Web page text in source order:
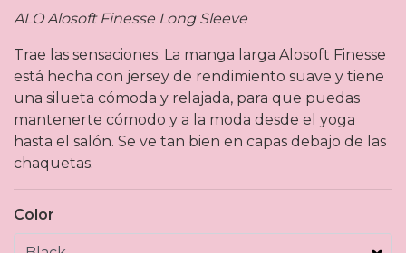
ALO Alosoft Finesse Long Sleeve
Trae las sensaciones. La manga larga Alosoft Finesse
está hecha con jersey de rendimiento suave y tiene
una silueta cómoda y relajada, para que puedas
mantenerte cómodo y a la moda desde el yoga
hasta el salón. Se ve tan bien en capas debajo de las
chaquetas.
Color